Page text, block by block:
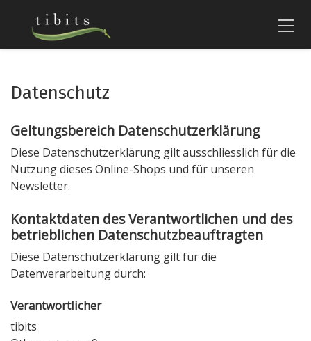
Datenschutz
Geltungsbereich Datenschutzerklärung
Diese Datenschutzerklärung gilt ausschliesslich für die
Nutzung dieses Online-Shops und für unseren
Newsletter.
Kontaktdaten des Verantwortlichen und des
betrieblichen Datenschutzbeauftragten
Diese Datenschutzerklärung gilt für die
Datenverarbeitung durch:
Verantwortlicher
tibits